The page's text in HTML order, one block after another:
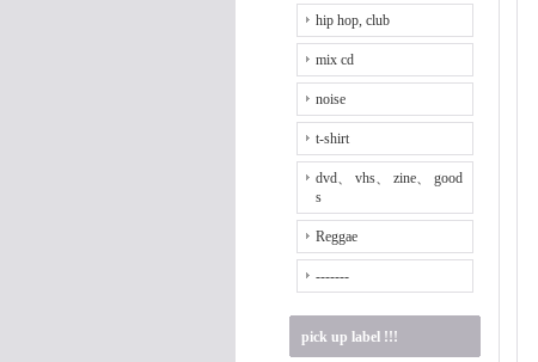
hip hop, club
mix cd
noise
t-shirt
dvd、 vhs、 zine、 good
s
Reggae
-------
pick up label !!!